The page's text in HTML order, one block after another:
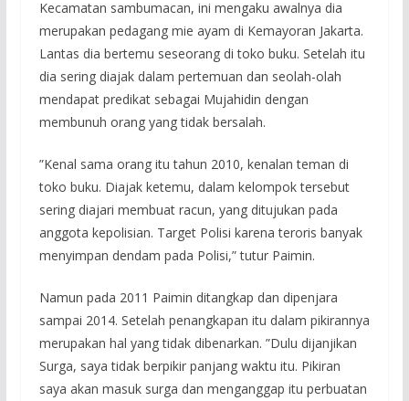
Kecamatan sambumacan, ini mengaku awalnya dia
merupakan pedagang mie ayam di Kemayoran Jakarta.
Lantas dia bertemu seseorang di toko buku. Setelah itu
dia sering diajak dalam pertemuan dan seolah-olah
mendapat predikat sebagai Mujahidin dengan
membunuh orang yang tidak bersalah.
”Kenal sama orang itu tahun 2010, kenalan teman di
toko buku. Diajak ketemu, dalam kelompok tersebut
sering diajari membuat racun, yang ditujukan pada
anggota kepolisian. Target Polisi karena teroris banyak
menyimpan dendam pada Polisi,” tutur Paimin.
Namun pada 2011 Paimin ditangkap dan dipenjara
sampai 2014. Setelah penangkapan itu dalam pikirannya
merupakan hal yang tidak dibenarkan. ”Dulu dijanjikan
Surga, saya tidak berpikir panjang waktu itu. Pikiran
saya akan masuk surga dan menganggap itu perbuatan